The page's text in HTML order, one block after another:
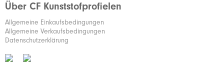
Über CF Kunststofprofielen
Allgemeine Einkaufsbedingungen
Allgemeine Verkaufsbedingungen
Datenschutzerklärung